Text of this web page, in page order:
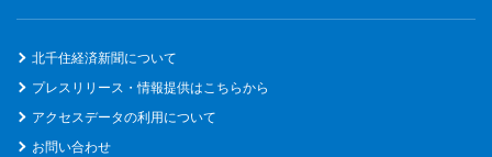
北千住経済新聞について
プレスリリース・情報提供はこちらから
アクセスデータの利用について
お問い合わせ